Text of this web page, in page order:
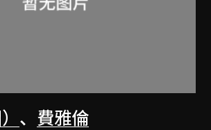
、 費雅倫